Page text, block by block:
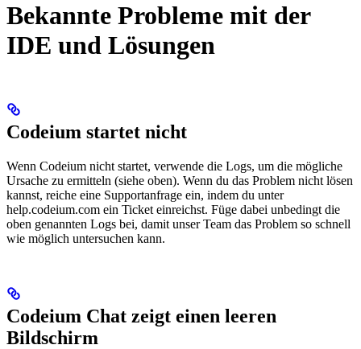
Bekannte Probleme mit der
IDE und Lösungen
Codeium startet nicht
Wenn Codeium nicht startet, verwende die Logs, um die mögliche
Ursache zu ermitteln (siehe oben). Wenn du das Problem nicht lösen
kannst, reiche eine Supportanfrage ein, indem du unter
help.codeium.com ein Ticket einreichst. Füge dabei unbedingt die
oben genannten Logs bei, damit unser Team das Problem so schnell
wie möglich untersuchen kann.
Codeium Chat zeigt einen leeren
Bildschirm